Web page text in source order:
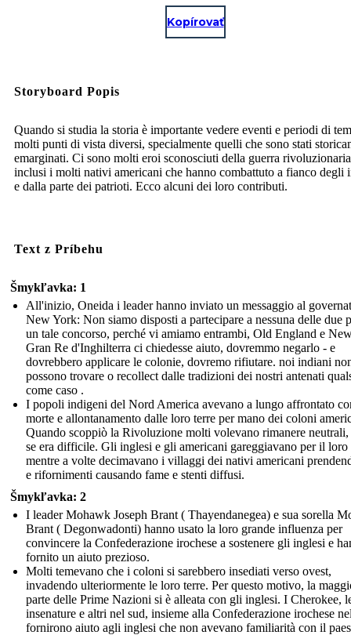
Kopírovať
Storyboard Popis
Quando si studia la storia è importante vedere eventi e periodi di
molti punti di vista diversi, specialmente quelli che sono stati
emarginati. Ci sono molti eroi sconosciuti della guerra
inclusi i molti nativi americani che hanno combattuto a fianco degli
e dalla parte dei patrioti. Ecco alcuni dei loro contributi.
Text z Príbehu
Šmykľavka: 1
All'inizio, Oneida i leader hanno inviato un messaggio al
New York: Non siamo disposti a partecipare a nessuna delle due
un tale concorso, perché vi amiamo entrambi, Old England e
Gran Re d'Inghilterra ci chiedesse aiuto, dovremmo negarlo - e
dovrebbero applicare le colonie, dovremo rifiutare. noi indiani
possono trovare o recollect dalle tradizioni dei nostri antenati
come caso .
I popoli indigeni del Nord America avevano a lungo affrontato
morte e allontanamento dalle loro terre per mano dei coloni
Quando scoppiò la Rivoluzione molti volevano rimanere neutrali,
se era difficile. Gli inglesi e gli americani gareggiavano per il loro
mentre a volte decimavano i villaggi dei nativi americani
e rifornimenti causando fame e stenti diffusi.
Šmykľavka: 2
I leader Mohawk Joseph Brant ( Thayendanegea) e sua sorella
Brant ( Degonwadonti) hanno usato la loro grande influenza per
convincere la Confederazione irochese a sostenere gli inglesi e
fornito un aiuto prezioso.
Molti temevano che i coloni si sarebbero insediati verso ovest,
invadendo ulteriormente le loro terre. Per questo motivo, la
parte delle Prime Nazioni si è alleata con gli inglesi. I Cherokee,
insenature e altri nel sud, insieme alla Confederazione irochese
fornirono aiuto agli inglesi che non avevano familiarità con il